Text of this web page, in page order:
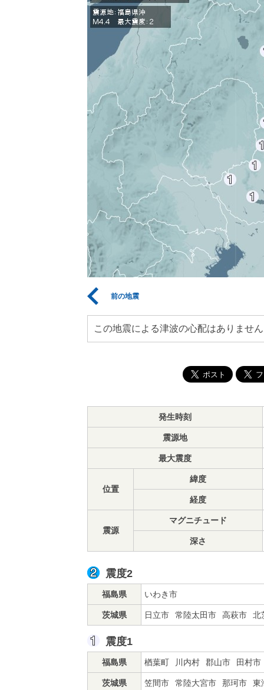
前の地震
この地震による津波の心配はありませ
発生時刻
震源地
最大震度
位置
緯度
経度
震源
マグニチュード
深さ
震度2
福島県 いわき市
茨城県 日立市 常陸太田市 高萩市 北
震度1
福島県 楢葉町 川内村 郡山市 田村市
茨城県 笠間市 常陸大宮市 那珂市 東